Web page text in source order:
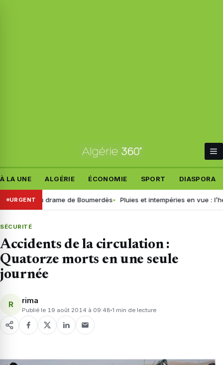
À LA UNE ALGÉRIE ÉCONOMIE SPORT DIASPORA
URGENT
du drame de Boumerdès Pluies et intempéries en vue :
SÉCURITÉ
Accidents de la circulation :
Quatorze morts en une seule
journée
R rima
Publié le 19 août 2014 à 09:48 1 min de lecture